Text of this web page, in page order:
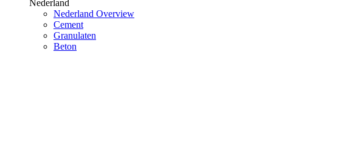
Nederland
Nederland Overview
Cement
Granulaten
Beton